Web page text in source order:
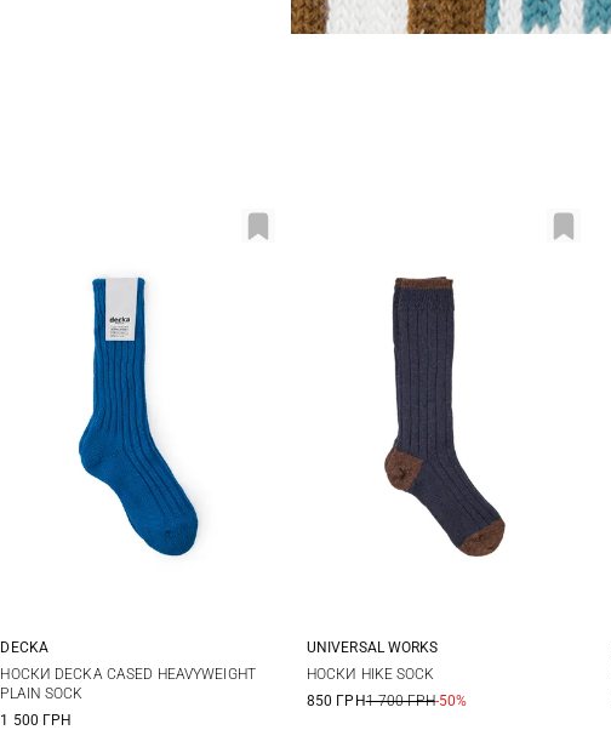
1 2
DECKA
НОСКИ DECKA CASED HEAVYWEIGHT
PLAIN SOCK
1 500 ГРН
M L
UNIVERSAL WORKS
НОСКИ HIKE SOCK
850 ГРН1 700 ГРН-50%